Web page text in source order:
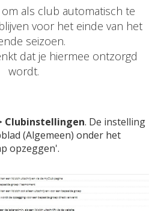
als club automatisch te
voor het einde van het
seizoen.
dat je hiermee ontzorgd
wordt.
Clubinstellingen. De instelling
(Algemeen) onder het
opzeggen'.